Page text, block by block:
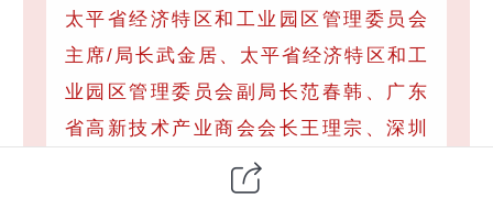
太平省经济特区和工业园区管理委员会
主席/局长武金居、太平省经济特区和工
业园区管理委员会副局长范春韩、广东
省高新技术产业商会会长王理宗、深圳
市电子装备产业协会专职副会长刘勇、
海龙工业区海龙工业区总经理阮文检、